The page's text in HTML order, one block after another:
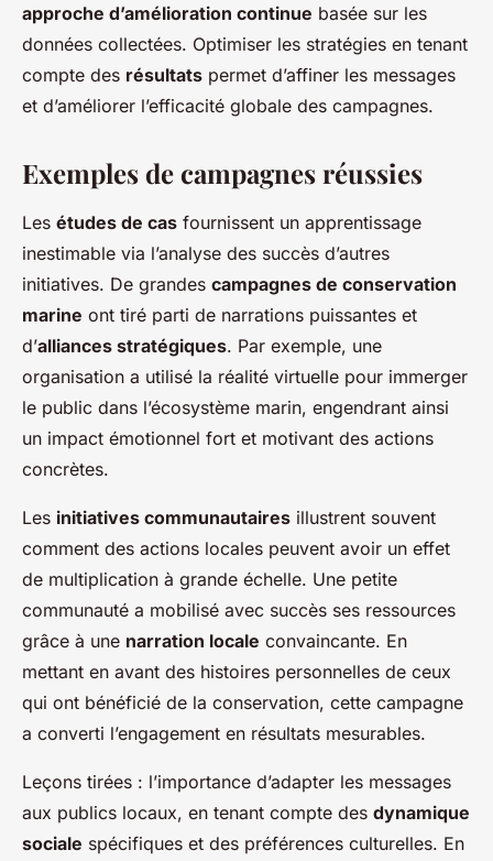
approche d’amélioration continue basée sur les
données collectées. Optimiser les stratégies en tenant
compte des résultats permet d’affiner les messages
et d’améliorer l’efficacité globale des campagnes.
Exemples de campagnes réussies
Les études de cas fournissent un apprentissage
inestimable via l’analyse des succès d’autres
initiatives. De grandes campagnes de conservation
marine ont tiré parti de narrations puissantes et
d’alliances stratégiques. Par exemple, une
organisation a utilisé la réalité virtuelle pour immerger
le public dans l’écosystème marin, engendrant ainsi
un impact émotionnel fort et motivant des actions
concrètes.
Les initiatives communautaires illustrent souvent
comment des actions locales peuvent avoir un effet
de multiplication à grande échelle. Une petite
communauté a mobilisé avec succès ses ressources
grâce à une narration locale convaincante. En
mettant en avant des histoires personnelles de ceux
qui ont bénéficié de la conservation, cette campagne
a converti l’engagement en résultats mesurables.
Leçons tirées : l’importance d’adapter les messages
aux publics locaux, en tenant compte des dynamique
sociale spécifiques et des préférences culturelles. En